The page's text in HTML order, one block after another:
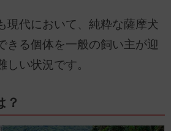
現代において、純粋な薩摩犬
きる個体を一般の飼い主が迎
しい状況です。
？